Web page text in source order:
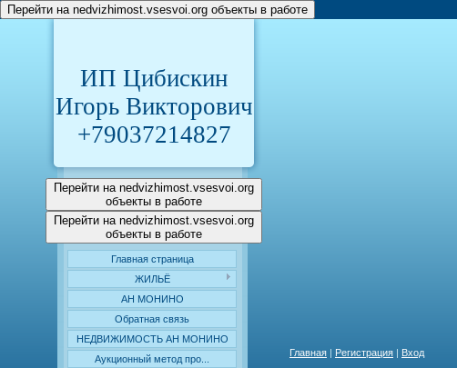
Перейти на nedvizhimost.vsesvoi.org объекты в работе
ИП Цибискин
Игорь Викторович
+79037214827
Перейти на nedvizhimost.vsesvoi.org
объекты в работе
Перейти на nedvizhimost.vsesvoi.org
объекты в работе
Главная страница
ЖИЛЬЁ
АН МОНИНО
Обратная связь
НЕДВИЖИМОСТЬ АН МОНИНО
Аукционный метод про...
Главная | Регистрация | Вход